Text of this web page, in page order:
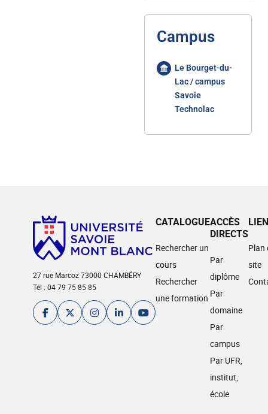
Campus
Le Bourget-du-
Lac / campus
Savoie
Technolac
27 rue Marcoz 73000 CHAMBÉRY
Tél : 04 79 75 85 85
CATALOGUE
Rechercher un
cours
Rechercher
une formation
ACCÈS
DIRECTS
Par
diplôme
Par
domaine
Par
campus
Par UFR,
institut,
école
Plan
site